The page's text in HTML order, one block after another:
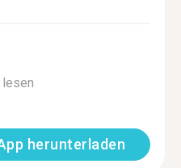
lesen
herunterladen